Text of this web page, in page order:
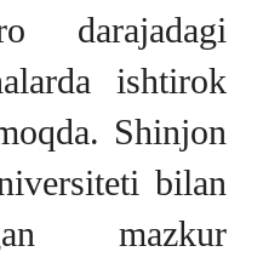
darajadagi
ishtirok
Shinjon
bilan
mazkur